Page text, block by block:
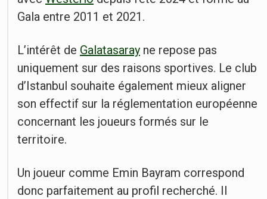
Gala entre 2011 et 2021.
L’intérêt de Galatasaray ne repose pas
uniquement sur des raisons sportives. Le club
d’Istanbul souhaite également mieux aligner
son effectif sur la réglementation européenne
concernant les joueurs formés sur le
territoire.
Un joueur comme Emin Bayram correspond
donc parfaitement au profil recherché. Il